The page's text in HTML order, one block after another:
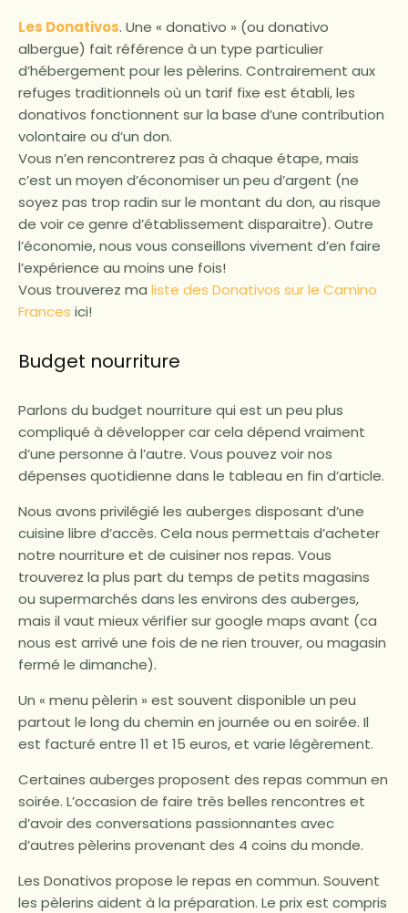
Les Donativos. Une « donativo » (ou donativo
albergue) fait référence à un type particulier
d’hébergement pour les pèlerins. Contrairement aux
refuges traditionnels où un tarif fixe est établi, les
donativos fonctionnent sur la base d’une contribution
volontaire ou d’un don.
Vous n’en rencontrerez pas à chaque étape, mais
c’est un moyen d’économiser un peu d’argent (ne
soyez pas trop radin sur le montant du don, au risque
de voir ce genre d’établissement disparaitre). Outre
l’économie, nous vous conseillons vivement d’en faire
l’expérience au moins une fois!
Vous trouverez ma liste des Donativos sur le Camino
Frances ici!
Budget nourriture
Parlons du budget nourriture qui est un peu plus
compliqué à développer car cela dépend vraiment
d’une personne à l’autre. Vous pouvez voir nos
dépenses quotidienne dans le tableau en fin d’article.
Nous avons privilégié les auberges disposant d’une
cuisine libre d’accès. Cela nous permettais d’acheter
notre nourriture et de cuisiner nos repas. Vous
trouverez la plus part du temps de petits magasins
ou supermarchés dans les environs des auberges,
mais il vaut mieux vérifier sur google maps avant (ca
nous est arrivé une fois de ne rien trouver, ou magasin
fermé le dimanche).
Un « menu pèlerin » est souvent disponible un peu
partout le long du chemin en journée ou en soirée. Il
est facturé entre 11 et 15 euros, et varie légèrement.
Certaines auberges proposent des repas commun en
soirée. L’occasion de faire très belles rencontres et
d’avoir des conversations passionnantes avec
d’autres pèlerins provenant des 4 coins du monde.
Les Donativos propose le repas en commun. Souvent
les pèlerins aident à la préparation. Le prix est compris